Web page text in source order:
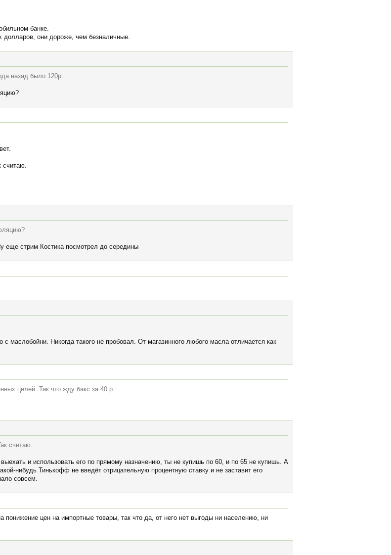
банке.
долларов, они дороже, чем безналичные.
назад было 120р.
считаю.
еще стрим Костика посмотрел до середины
маслобойни. Никогда такого не пробовал. От магазинного любого масла отличается как
целей. Так что жду бакс за 40 р.
считаю.
и использовать его по прямому назначению, ты не купишь по 60, и по 65 не купишь. А
нибудь Тинькофф не введёт отрицательную процентную ставку и не заставит его
совсем.
понижение цен на импортные товары, так что да, от него нет выгоды ни населению, ни